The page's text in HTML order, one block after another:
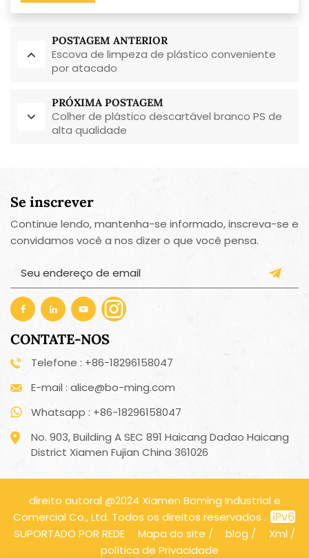
POSTAGEM ANTERIOR
Escova de limpeza de plástico conveniente
por atacado
PRÓXIMA POSTAGEM
Colher de plástico descartável branco PS de
alta qualidade
Se inscrever
Continue lendo, mantenha-se informado, inscreva-se e
convidamos você a nos dizer o que você pensa.
CONTATE-NOS
Telefone : +86-18296158047
E-mail : alice@bo-ming.com
Whatsapp : +86-18296158047
No. 903, Building A SEC 891 Haicang Dadao Haicang
District Xiamen Fujian China 361026
direito autoral @2024 Xiamen Boming Industrial e
Comercial Co., Ltd. Todos os direitos reservados .
SUPORTADO POR REDE
Mapa do site / blog / Xml /
política de Privacidade